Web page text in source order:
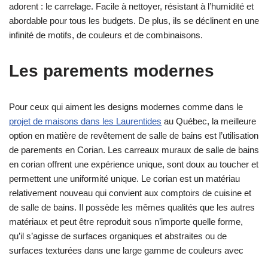
adorent : le carrelage. Facile à nettoyer, résistant à l’humidité et
abordable pour tous les budgets. De plus, ils se déclinent en une
infinité de motifs, de couleurs et de combinaisons.
Les parements modernes
Pour ceux qui aiment les designs modernes comme dans le
projet de maisons dans les Laurentides au Québec, la meilleure
option en matière de revêtement de salle de bains est l’utilisation
de parements en Corian. Les carreaux muraux de salle de bains
en corian offrent une expérience unique, sont doux au toucher et
permettent une uniformité unique. Le corian est un matériau
relativement nouveau qui convient aux comptoirs de cuisine et
de salle de bains. Il possède les mêmes qualités que les autres
matériaux et peut être reproduit sous n’importe quelle forme,
qu’il s’agisse de surfaces organiques et abstraites ou de
surfaces texturées dans une large gamme de couleurs avec